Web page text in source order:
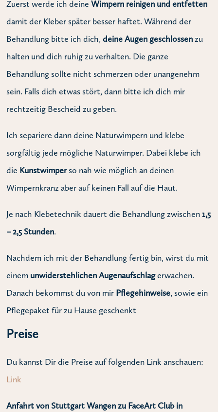
Zuerst werde ich deineWimpern reinigen und entfetten
damit der Kleber später besser haftet. Während der
Behandlung bitte ich dich,deine Augen geschlossenzu
halten und dich ruhig zu verhalten. Die ganze
Behandlung sollte nicht schmerzen oder unangenehm
sein. Falls dich etwas stört, dann bitte ich dich mir
rechtzeitig Bescheid zu geben.
Ich separiere dann deine Naturwimpern und klebe
sorgfältig jede mögliche Naturwimper. Dabei klebe ich
die Kunstwimperso nah wie möglich an deinen
Wimpernkranz aber auf keinen Fall auf die Haut.
Je nach Klebetechnik dauert die Behandlung zwischen 1,5
– 2,5 Stunden.
Nachdem ich mit der Behandlung fertig bin, wirst du mit
einem unwiderstehlichen Augenaufschlagerwachen.
Danach bekommst du von mir Pflegehinweise, sowie ein
Pflegepaket für zu Hause geschenkt
Preise
Du kannst Dir die Preise auf folgenden Link anschauen:
Link
Anfahrt von Stuttgart Wangen zu FaceArt Club in